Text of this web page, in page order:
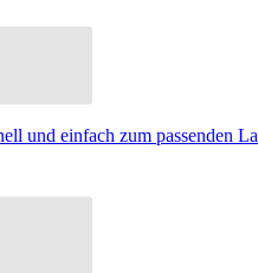
und einfach zum passenden